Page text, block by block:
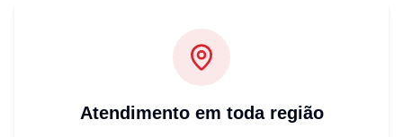
Atendimento em toda região